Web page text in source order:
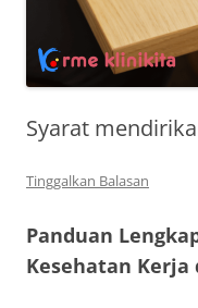
Syarat
Tinggalkan Balasan
Panduan
Kesehatan Kerja